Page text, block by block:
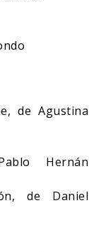
de Agustina
Hernán
de Daniel